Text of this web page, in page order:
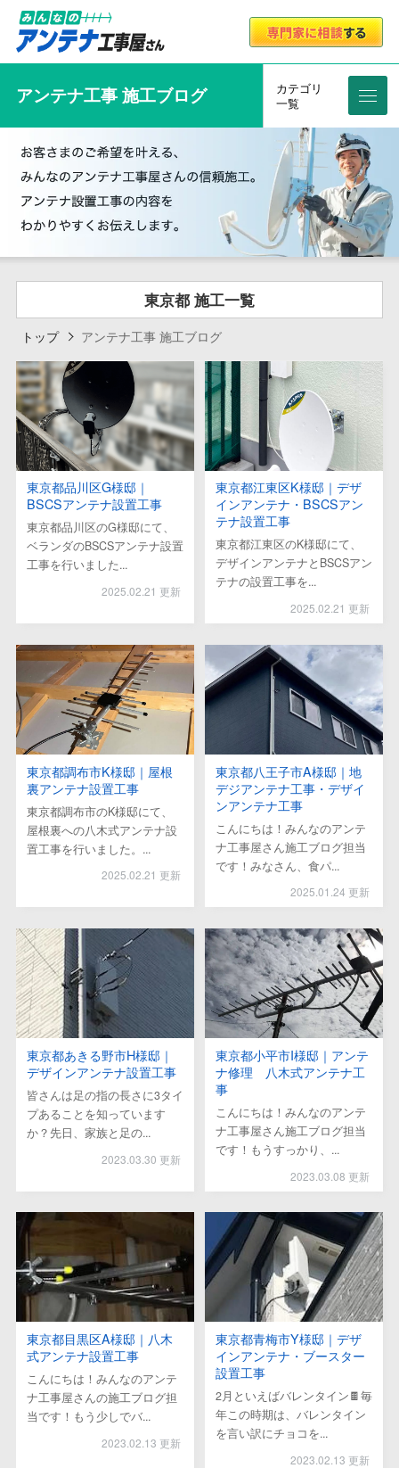
アンテナ工事 施工ブログ
カテゴリ
一覧
メニ
東京都 施工一覧
トップ アンテナ工事 施工ブログ
2025.02.21 更新
東京都品川区G様邸｜
BSCSアンテナ設置工事
東京都品川区のG様邸にて、
ベランダのBSCSアンテナ設置
工事を行いました...
2025.02.21 更新
東京都江東区K様邸｜デザ
インアンテナ・BSCSアン
テナ設置工事
東京都江東区のK様邸にて、
デザインアンテナとBSCSアン
テナの設置工事を...
2025.02.21 更新
東京都調布市K様邸｜屋根
裏アンテナ設置工事
東京都調布市のK様邸にて、
屋根裏への八木式アンテナ設
置工事を行いました。...
2025.01.24 更新
東京都八王子市A様邸｜地
デジアンテナ工事・デザイ
ンアンテナ工事
こんにちは！みんなのアンテ
ナ工事屋さん施工ブログ担当
です！みなさん、食パ...
2023.03.30 更新
東京都あきる野市H様邸｜
デザインアンテナ設置工事
皆さんは足の指の長さに3タイ
プあることを知っています
か？先日、家族と足の...
2023.03.08 更新
東京都小平市I様邸｜アンテ
ナ修理 八木式アンテナ工
事
こんにちは！みんなのアンテ
ナ工事屋さん施工ブログ担当
です！もうすっかり、...
2023.02.13 更新
東京都目黒区A様邸｜八木
式アンテナ設置工事
こんにちは！みんなのアンテ
ナ工事屋さんの施工ブログ担
当です！もう少しでバ...
2023.02.13 更新
東京都青梅市Y様邸｜デザ
インアンテナ・ブースター
設置工事
2月といえばバレンタイン🍫毎
年この時期は、バレンタイン
を言い訳にチョコを...